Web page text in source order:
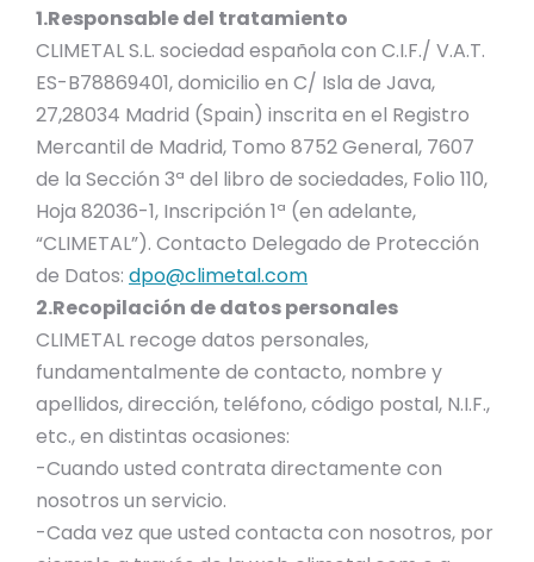
1.Responsable del tratamiento
CLIMETAL S.L. sociedad española con C.I.F./ V.A.T.
ES-B78869401, domicilio en C/ Isla de Java,
27,28034 Madrid (Spain) inscrita en el Registro
Mercantil de Madrid, Tomo 8752 General, 7607
de la Sección 3ª del libro de sociedades, Folio 110,
Hoja 82036-1, Inscripción 1ª (en adelante,
“CLIMETAL”). Contacto Delegado de Protección
de Datos: dpo@climetal.com
2.Recopilación de datos personales
CLIMETAL recoge datos personales,
fundamentalmente de contacto, nombre y
apellidos, dirección, teléfono, código postal, N.I.F.,
etc., en distintas ocasiones:
​-Cuando usted contrata directamente con
nosotros un servicio.
-Cada vez que usted contacta con nosotros, por